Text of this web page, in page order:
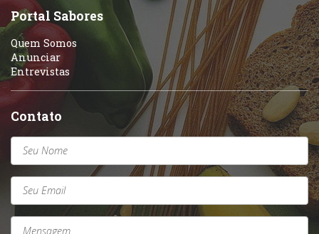
Sobremesas e sorvetes
Portal Sabores
Quem Somos
Anunciar
Entrevistas
Contato